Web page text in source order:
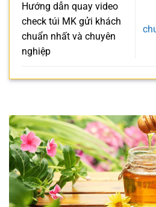
Hướng dẫn quay video
check túi MK gửi khách
chuẩn nhất và chuyên
nghiệp